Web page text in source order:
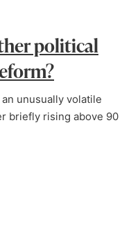
political
unusually volatile
briefly rising above 90